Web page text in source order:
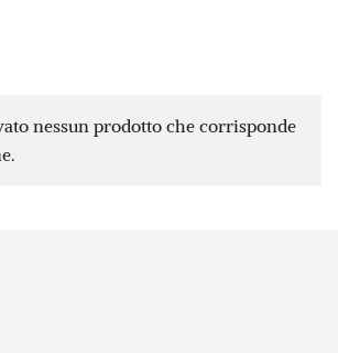
nessun prodotto che corrisponde